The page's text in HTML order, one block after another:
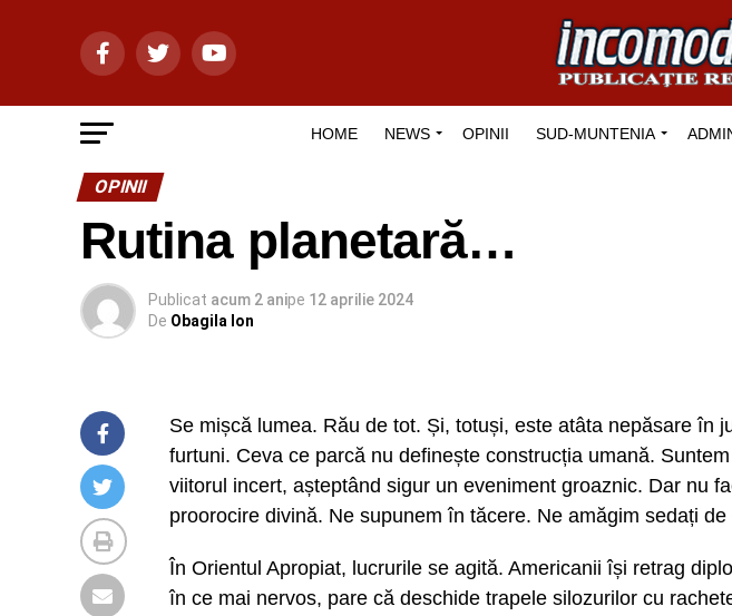
HOME NEWS OPINII SUD-MUNTENIA
OPINII
Rutina planetară…
Publicat acum 2 anipe 12 aprilie 2024
De Obagila Ion
Se mișcă lumea. Rău de tot. Și, totuși, este atâta nepăsare în
furtuni. Ceva ce parcă nu definește construcția umană.
viitorul incert, așteptând sigur un eveniment groaznic. Dar nu
proorocire divină. Ne supunem în tăcere. Ne amăgim sedați
În Orientul Apropiat, lucrurile se agită. Americanii își retrag
în ce mai nervos, pare că deschide trapele silozurilor cu